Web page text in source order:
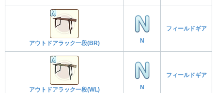
アウトドアラック一段(BR) N
フィールドギア
アウトドアラック一段(WL) N
フィールドギア